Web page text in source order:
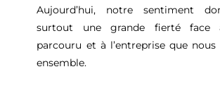
Aujourd’hui, notre sentiment
surtout une grande fierté face
parcouru et à l’entreprise que
ensemble.